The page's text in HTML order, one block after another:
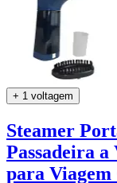
+ 1 voltagem
Steamer
Passadeira
para